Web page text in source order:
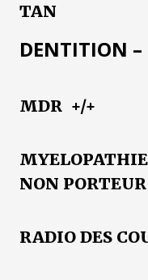
TAN
DENTITION –
MDR +/+
NON PORTEUR
RADIO DES